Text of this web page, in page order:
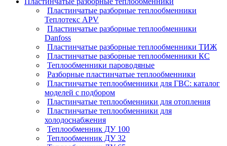
Пластинчатые разборные теплообменники
Теплотекс APV
Пластинчатые разборные теплообменники
Danfoss
Пластинчатые разборные теплообменники ТИЖ
Пластинчатые разборные теплообменники КC
Теплообменники пароводяные
Разборные пластинчатые теплообменники
Пластинчатые теплообменники для ГВС: каталог
моделей с подбором
Пластинчатые теплообменники для отопления
Пластинчатые теплообменники для
холодоснабжения
Теплообменник ДУ 100
Теплообменник ДУ 32